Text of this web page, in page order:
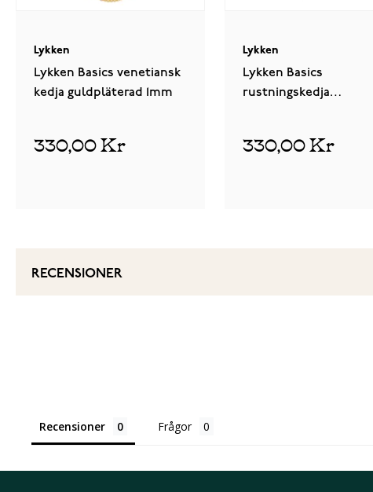
Lykken
Lykken Basics venetiansk
kedja guldpläterad 1mm
330,00 Kr
Lykken
Lykken Basics
rustningskedja
330,00 Kr
RECENSIONER
Recensioner Frågor